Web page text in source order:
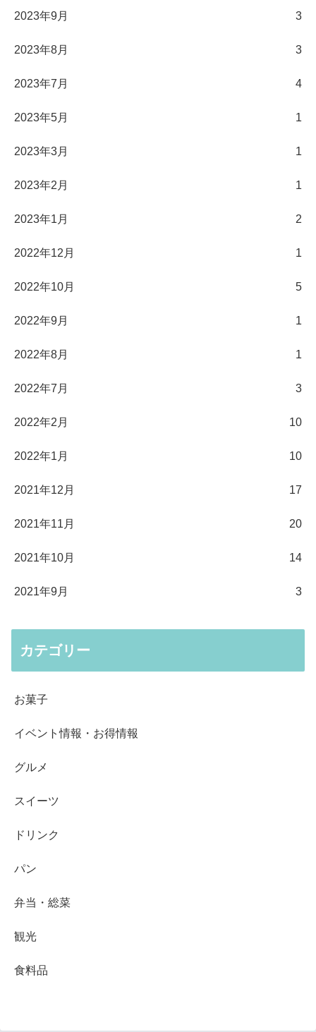
2023年9月 3
2023年8月 3
2023年7月 4
2023年5月 1
2023年3月 1
2023年2月 1
2023年1月 2
2022年12月 1
2022年10月 5
2022年9月 1
2022年8月 1
2022年7月 3
2022年2月 10
2022年1月 10
2021年12月 17
2021年11月 20
2021年10月 14
2021年9月 3
カテゴリー
お菓子
イベント情報・お得情報
グルメ
スイーツ
ドリンク
パン
弁当・総菜
観光
食料品